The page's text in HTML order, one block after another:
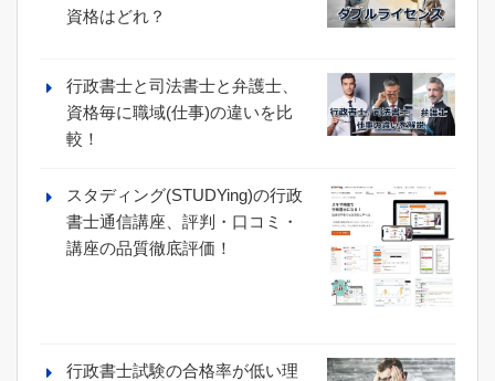
資格はどれ？
行政書士と司法書士と弁護士、
資格毎に職域(仕事)の違いを比
較！
スタディング(STUDYing)の行政
書士通信講座、評判・口コミ・
講座の品質徹底評価！
行政書士試験の合格率が低い理